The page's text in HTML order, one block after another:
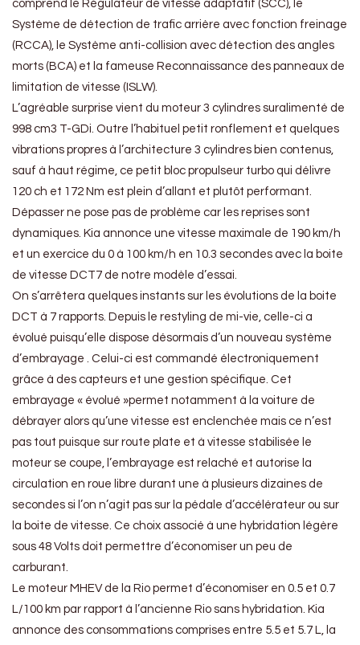
comprend le Régulateur de vitesse adaptatif (SCC), le
Système de détection de trafic arrière avec fonction freinage
(RCCA), le Système anti-collision avec détection des angles
morts (BCA) et la fameuse Reconnaissance des panneaux de
limitation de vitesse (ISLW).
L’agréable surprise vient du moteur 3 cylindres suralimenté de
998 cm3 T-GDi. Outre l’habituel petit ronflement et quelques
vibrations propres à l’architecture 3 cylindres bien contenus,
sauf à haut régime, ce petit bloc propulseur turbo qui délivre
120 ch et 172 Nm est plein d’allant et plutôt performant.
Dépasser ne pose pas de problème car les reprises sont
dynamiques. Kia annonce une vitesse maximale de 190 km/h
et un exercice du 0 à 100 km/h en 10.3 secondes avec la boite
de vitesse DCT7 de notre modèle d’essai.
On s’arrêtera quelques instants sur les évolutions de la boite
DCT à 7 rapports. Depuis le restyling de mi-vie, celle-ci a
évolué puisqu’elle dispose désormais d’un nouveau système
d’embrayage . Celui-ci est commandé électroniquement
grâce à des capteurs et une gestion spécifique. Cet
embrayage « évolué »permet notamment à la voiture de
débrayer alors qu’une vitesse est enclenchée mais ce n’est
pas tout puisque sur route plate et à vitesse stabilisée le
moteur se coupe, l’embrayage est relaché et autorise la
circulation en roue libre durant une à plusieurs dizaines de
secondes si l’on n’agit pas sur la pédale d’accélérateur ou sur
la boite de vitesse. Ce choix associé à une hybridation légère
sous 48 Volts doit permettre d’économiser un peu de
carburant.
Le moteur MHEV de la Rio permet d’économiser en 0.5 et 0.7
L/100 km par rapport à l’ancienne Rio sans hybridation. Kia
annonce des consommations comprises entre 5.5 et 5.7 L, la